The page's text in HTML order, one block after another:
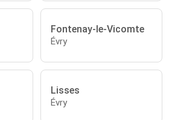
Fontenay-le-Vicomte
Évry
Lisses
Évry